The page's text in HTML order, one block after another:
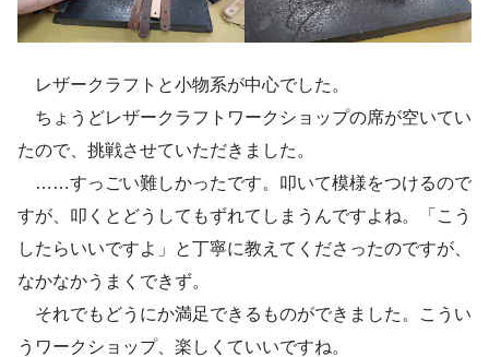
レザークラフトと小物系が中心でした。
ちょうどレザークラフトワークショップの席が空いてい
たので、挑戦させていただきました。
……すっごい難しかったです。叩いて模様をつけるので
すが、叩くとどうしてもずれてしまうんですよね。「こう
したらいいですよ」と丁寧に教えてくださったのですが、
なかなかうまくできず。
それでもどうにか満足できるものができました。こうい
うワークショップ、楽しくていいですね。